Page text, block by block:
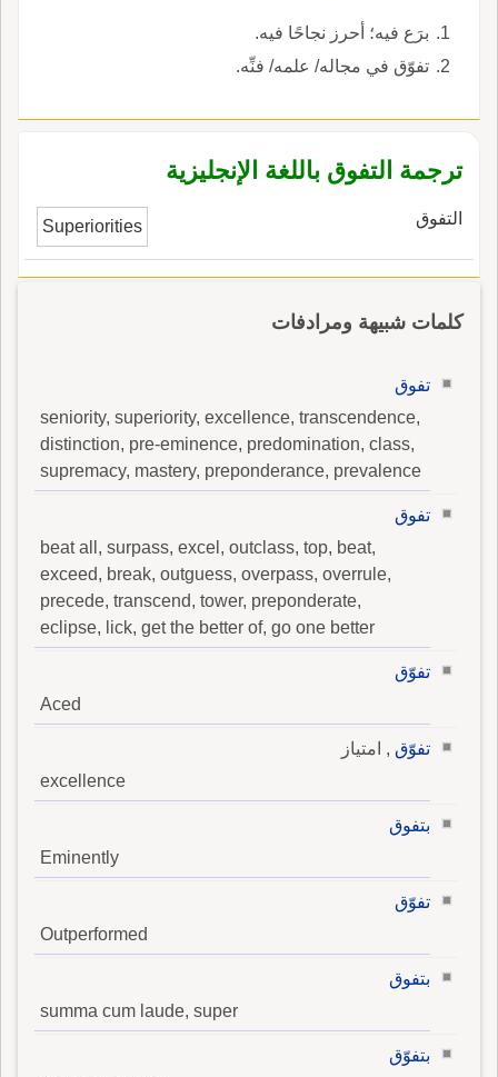
برَع فيه؛ أحرز نجاحًا فيه.
تفوّق في مجاله/ علمه/ فنِّه.
ترجمة التفوق باللغة الإنجليزية
التفوق Superiorities
كلمات شبيهة ومرادفات
تفوق
seniority, superiority, excellence, transcendence,
distinction, pre-eminence, predomination, class,
supremacy, mastery, preponderance, prevalence
تفوق
beat all, surpass, excel, outclass, top, beat,
exceed, break, outguess, overpass, overrule,
precede, transcend, tower, preponderate,
eclipse, lick, get the better of, go one better
تفوّق
Aced
تفوّق , امتياز
excellence
بتفوق
Eminently
تفوّق
Outperformed
بتفوق
summa cum laude, super
بتفوّق